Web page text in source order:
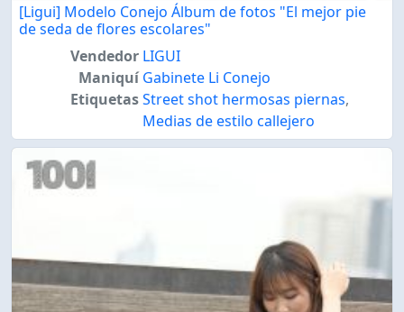
[Ligui] Modelo Conejo Álbum de fotos "El mejor pie
de seda de flores escolares"
Vendedor LIGUI
Maniquí Gabinete Li Conejo
EtiquetasStreet shot hermosas piernas,
Medias de estilo callejero